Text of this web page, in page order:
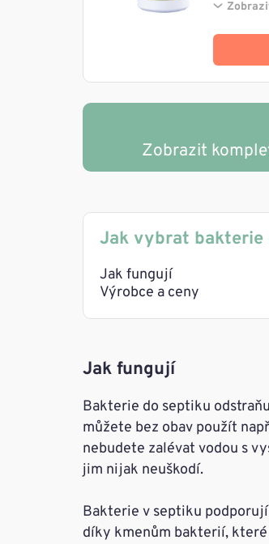
Zobrazit
Jak vybrat bakterie
Jak fungují
Výrobce a ceny
Jak fungují
Bakterie do septiku
můžete bez obav použít
nebudete zalévat vodou s
jim nijak neuškodí.
Bakterie v septiku
díky kmenům bakterií,